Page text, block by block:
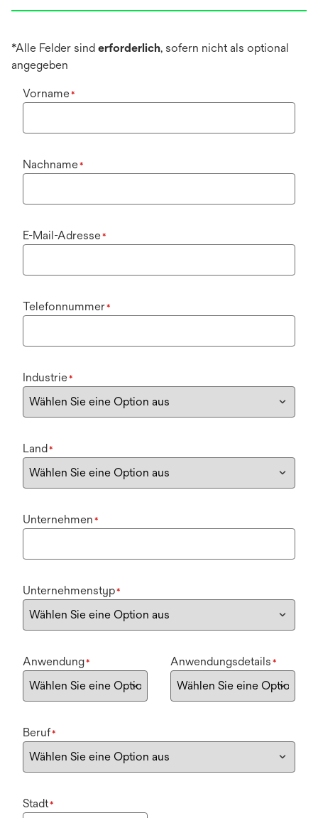
*Alle Felder sind erforderlich, sofern nicht als optional
angegeben
Vorname*
Nachname*
E-Mail-Adresse*
Telefonnummer*
Industrie*
Land*
Unternehmen *
Unternehmenstyp*
Anwendung* Anwendungsdetails *
Beruf*
Stadt*